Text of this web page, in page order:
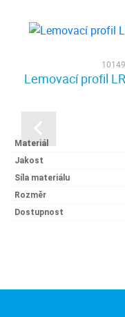
Lemovací profil
Materiál
Jakost
Síla materiálu
Rozměr
Dostupnost